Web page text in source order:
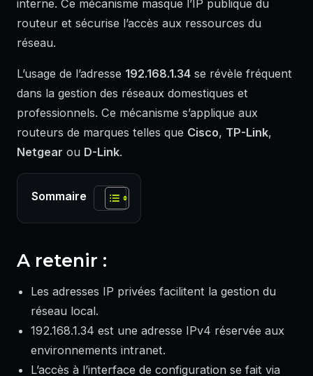
interne. Ce mécanisme masque l’IP publique du
routeur et sécurise l’accès aux ressources du
réseau.
L’usage de l’adresse 192.168.1.34 se révèle fréquent
dans la gestion des réseaux domestiques et
professionnels. Ce mécanisme s’applique aux
routeurs de marques telles que Cisco, TP-Link,
Netgear ou D-Link.
Sommaire
A retenir :
Les adresses IP privées facilitent la gestion du
réseau local.
192.168.1.34 est une adresse IPv4 réservée aux
environnements intranet.
L’accès à l’interface de configuration se fait via